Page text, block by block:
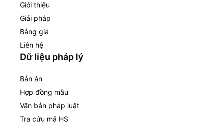
Giới thiệu
Giải pháp
Bảng giá
Liên hệ
Dữ liệu pháp lý
Bản án
Hợp đồng mẫu
Văn bản pháp luật
Tra cứu mã HS